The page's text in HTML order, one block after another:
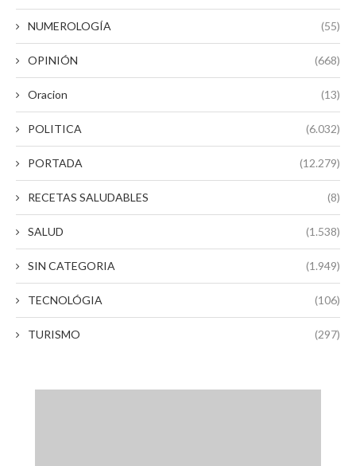
NUMEROLOGÍA (55)
OPINIÓN (668)
Oracion (13)
POLITICA (6.032)
PORTADA (12.279)
RECETAS SALUDABLES (8)
SALUD (1.538)
SIN CATEGORIA (1.949)
TECNOLÓGIA (106)
TURISMO (297)